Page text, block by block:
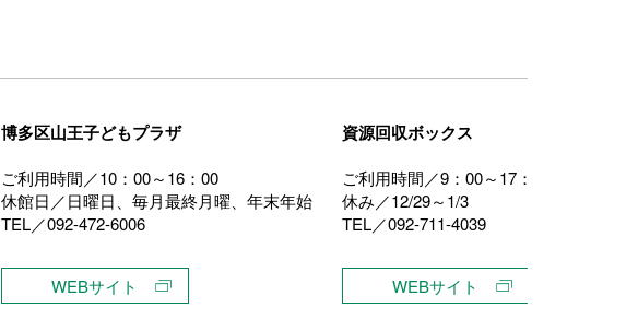
博多区山王子どもプラザ
ご利用時間／10：00～16：00
休館日／日曜日、毎月最終月曜、年末年始
TEL／092-472-6006
WEBサイト
資源回収ボックス
ご利用時間／9：00～17：00
休み／12/29～1/3
TEL／092-711-4039
WEBサイト